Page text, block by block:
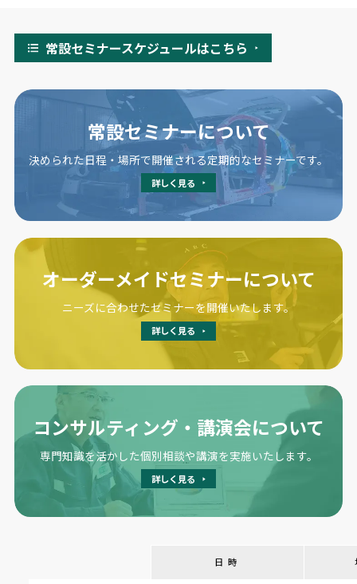
常設セミナースケジュールはこちら
常設セミナーについて
決められた日程・場所で開催される定期的なセミナーです。
詳しく見る
オーダーメイドセミナーについて
ニーズに合わせたセミナーを開催いたします。
詳しく見る
コンサルティング・講演会について
専門知識を活かした個別相談や講演を実施いたします。
詳しく見る
日時